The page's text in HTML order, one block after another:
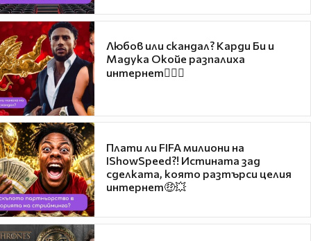
Любов или скандал? Карди Би и
Мадука Окойе разпалиха
интернет❤️‍🔥🔥
Плати ли FIFA милиони на
IShowSpeed?! Истината зад
сделката, която разтърси целия
интернет🤑💥